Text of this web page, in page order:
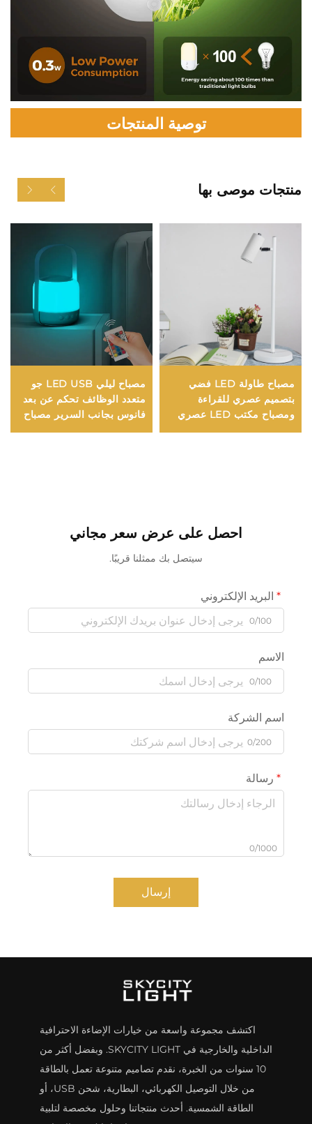
توصية المنتجات
منتجات موصى بها
مصباح طاولة LED فضي
بتصميم عصري للقراءة
ومصباح مكتب LED عصري
للدراسة
مصباح ليلي LED USB جو
متعدد الوظائف تحكم عن بعد
فانوس بجانب السرير مصباح
مكتب لاسلكي بطارية إضاءة
احصل على عرض سعر مجاني
سيتصل بك ممثلنا قريبًا.
البريد الإلكتروني
0/100
الاسم
0/100
اسم الشركة
0/200
رسالة
0/1000
إرسال
اكتشف مجموعة واسعة من خيارات الإضاءة الاحترافية
الداخلية والخارجية في SKYCITY LIGHT. وبفضل أكثر من
10 سنوات من الخبرة، نقدم تصاميم متنوعة تعمل بالطاقة
من خلال التوصيل الكهربائي، البطارية، شحن USB، أو
الطاقة الشمسية. أحدث منتجاتنا وحلول مخصصة لتلبية